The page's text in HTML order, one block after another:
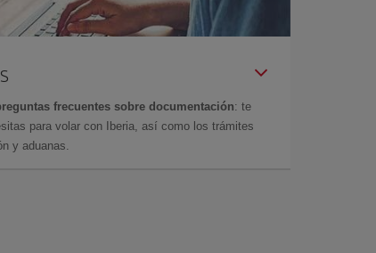
frecuentes sobre documentación: te
para volar con Iberia, así como los trámites
y aduanas.